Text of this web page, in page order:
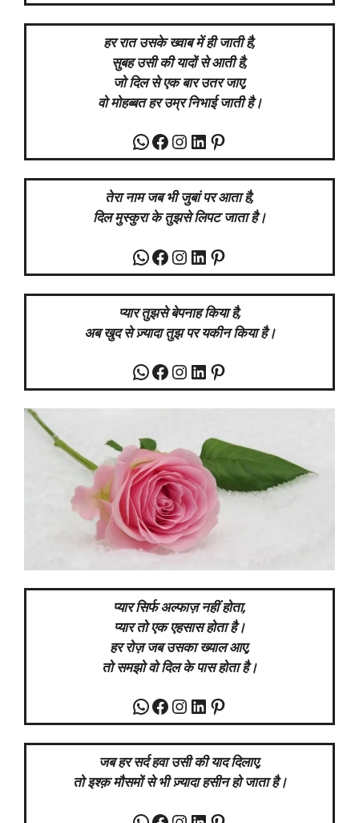
हर रात उसके ख्वाब में ही जाती है,
सुबह उसी की यादों सेआती है,
जो दिल से एक बार उतर जाए,
वो मोहब्बत हर उम्र निभाई जाती है।
WhatsApp
Facebook
Instagram
LinkedIn
Pinterest
तेरा नाम जब भी जुबां पर आता है,
दिल मुस्कुरा के तुझसे लिपट जाता है।
WhatsApp
Facebook
Instagram
LinkedIn
Pinterest
प्यार तुझसे बेपनाह किया है,
अब खुद से ज़्यादा तुझ पर यकीन किया है।
WhatsApp
Facebook
Instagram
LinkedIn
Pinterest
प्यार सिर्फ अल्फाज़ नहीं होता,
प्यारतो एक एहसासहोता है।
हर रोज़ जब उसका ख्याल आए,
तो समझो वो दिल के पास होता है।
WhatsApp
Facebook
Instagram
LinkedIn
Pinterest
जब हर सर्द हवा उसी की याद दिलाए,
तो इश्क़ मौसमों से भी ज़्यादा हसीन हो जाता है।